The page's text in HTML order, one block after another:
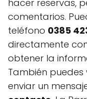
hacer reservas,
comentarios.
teléfono 0385
directamente
obtener la
También puedes
enviar un